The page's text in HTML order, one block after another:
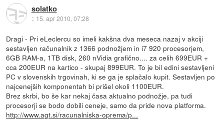
solatko
:: 15. apr 2010, 07:28
Dragi - Pri eLeclercu so imeli kakšna dva meseca nazaj v akciji
sestavljen računalnik z 1366 podnožjem in i7 920 procesorjem,
6GB RAM-a, 1TB disk, 260 nVidia grafično.... za celih 699EUR +
cca 200EUR na kartico - skupaj 899EUR. To je bil edini sestavljeni
PC v slovenskih trgovinah, ki se ga je splačalo kupit. Sestavljen po
najcenejših komponentah bi prišel okoli 1100EUR.
Brez skrbi, bo še kar nekaj časa aktualno podnožje, pa tudi
procesorji se bodo dobili ceneje, samo da pride nova platforma.
http://www.agt.si/racunalniska-oprema/p...